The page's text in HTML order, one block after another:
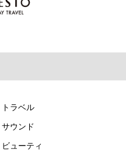
トラベル
サウンド
ビューティ